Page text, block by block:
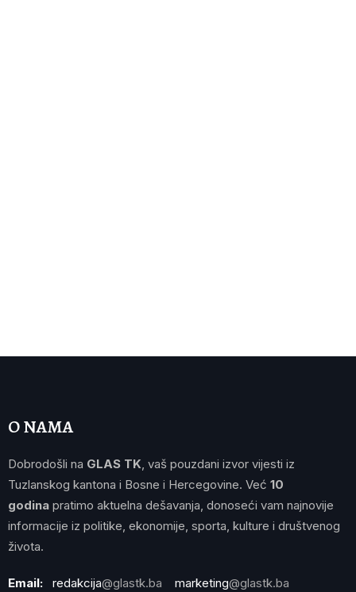
O NAMA
Dobrodošli na GLAS TK , vaš pouzdani izvor vijesti iz
Tuzlanskog kantona i Bosne i Hercegovine. Već 10
godina pratimo aktuelna dešavanja, donoseći vam najnovije
informacije iz politike, ekonomije, sporta, kulture i društvenog
života.
Email: redakcija@glastk.ba marketing@glastk.ba